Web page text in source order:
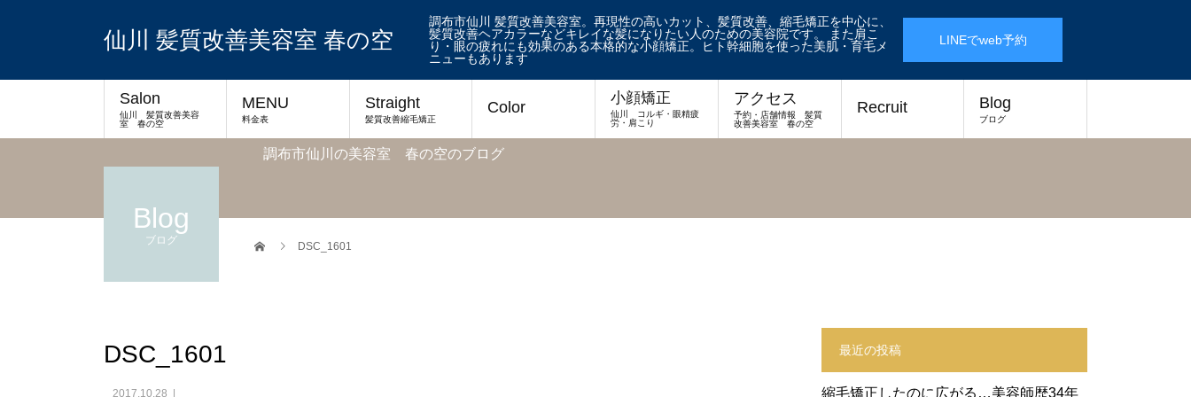
仙川 髪質改善美容室 春の空
調布市仙川 髪質改善美容室。再現性の高いカット、髪質改善、縮毛矯正を中心に、
髪質改善ヘアカラーなどキレイな髪になりたい人のための美容院です。 また肩こ
り・眼の疲れにも効果のある本格的な小顔矯正。ヒト幹細胞を使った美肌・育毛メ
ニューもあります
LINEでweb予約
Salon
仙川 髪質改善美容
室 春の空
MENU
料金表
Straight
髪質改善縮毛矯正
Color 小顔矯正
仙川 コルギ・眼精疲
労・肩こり
アクセス
予約・店舗情報 髪質
改善美容室 春の空
Recruit Blog
ブログ
Blog
ブログ
調布市仙川の美容室 春の空のブログ
DSC_1601
DSC_1601
2017.10.28
最近の投稿
縮毛矯正したのに広がる…美容師歴34年